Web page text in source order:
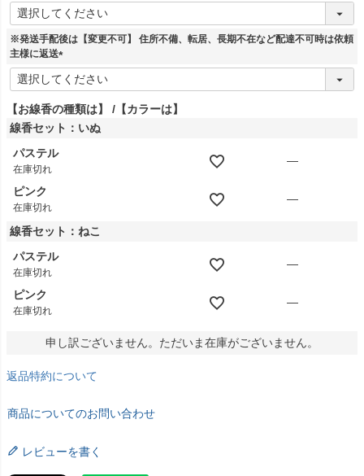
(
須
※発送手配後は【変更不可】 住所不備、転居、長期不在など配達不可時は依頼
主様に返送
(
必
)
【お線香の種類は】
【カラーは】
線香セット：いぬ
パステル
在庫切れ
—
ピンク
在庫切れ
—
線香セット：ねこ
パステル
在庫切れ
—
ピンク
在庫切れ
—
申し訳ございません。ただいま在庫がございません。
返品特約について
商品についてのお問い合わせ
レビューを書く